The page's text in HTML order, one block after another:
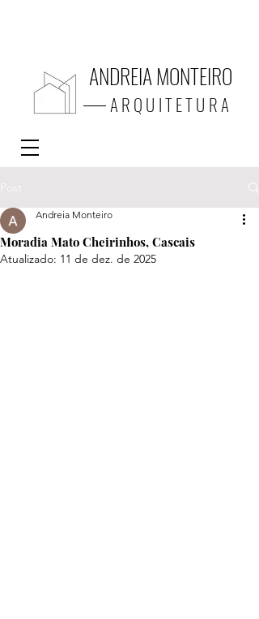
ANDREIA MONTEIRO
ARQUITETU RA
Moradia Mato Cheirinhos, Cascais
Andreia Monteiro
Atualizado: 11 de dez. de 2025